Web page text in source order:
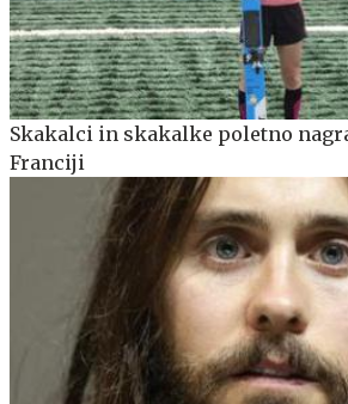
Skakalci in skakalke poletno
Franciji